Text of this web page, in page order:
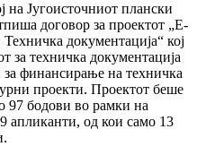
на Југоисточниот плански
договор за проектот „Е-
документација“ кој
за техничка документација
финансирање на техничка
проекти. Проектот беше
97 бодови во рамки на
апликанти, од кои само 13